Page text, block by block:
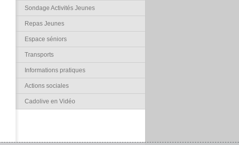
Sondage Activités Jeunes
Repas Jeunes
Espace séniors
Transports
Informations pratiques
Actions sociales
Cadolive en Vidéo